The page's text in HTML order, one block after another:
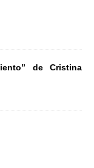
de Cristina